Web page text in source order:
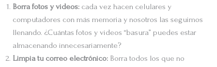
Borra fotos y videos: cada vez hacen celulares y
computadores con más memoria y nosotros las seguimos
llenando. ¿Cuántas fotos y videos “basura” puedes estar
almacenando innecesariamente?
Limpia tu correo electrónico: Borra todos los que no